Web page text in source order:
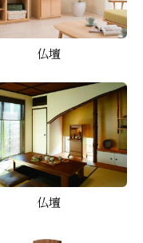
仏壇
仏壇